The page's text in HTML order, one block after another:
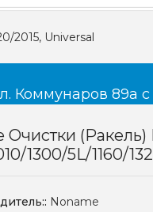
2015, Universal
Коммунаров 89а с
Очистки (ракель)
1300/5L/1160/
Noname